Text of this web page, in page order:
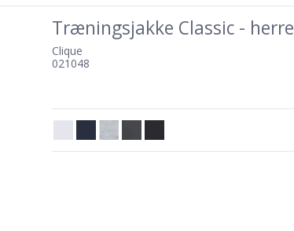
Træningsjakke Classic - herre
Clique
021048